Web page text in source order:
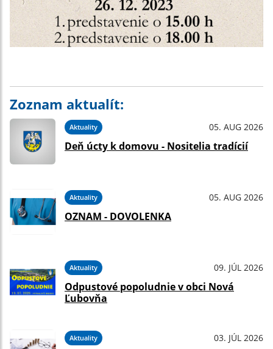
Zoznam aktualít:
Aktuality 05. AUG 2026
Deň úcty k domovu - Nositelia tradícií
Aktuality 05. AUG 2026
OZNAM - DOVOLENKA
Aktuality 09. JÚL 2026
Odpustové popoludnie v obci Nová
Ľubovňa
Aktuality 03. JÚL 2026